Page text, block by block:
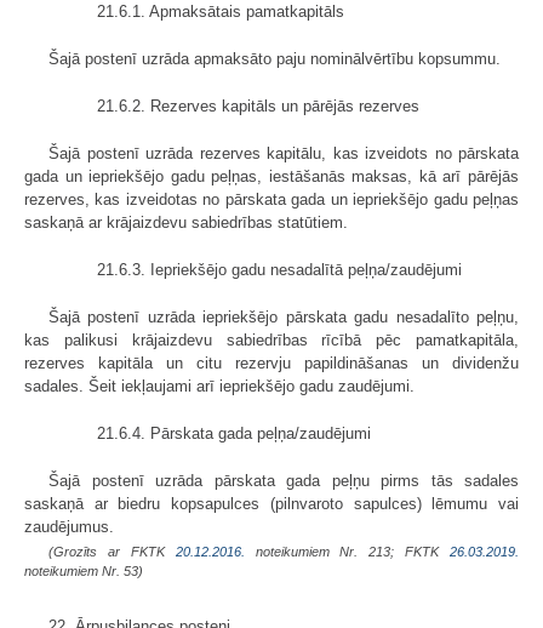
21.6.1. Apmaksātais pamatkapitāls
Šajā postenī uzrāda apmaksāto paju nominālvērtību kopsummu.
21.6.2. Rezerves kapitāls un pārējās rezerves
Šajā postenī uzrāda rezerves kapitālu, kas izveidots no pārskata
gada un iepriekšējo gadu peļņas, iestāšanās maksas, kā arī pārējās
rezerves, kas izveidotas no pārskata gada un iepriekšējo gadu peļņas
saskaņā ar krājaizdevu sabiedrības statūtiem.
21.6.3. Iepriekšējo gadu nesadalītā peļņa/zaudējumi
Šajā postenī uzrāda iepriekšējo pārskata gadu nesadalīto peļņu,
kas palikusi krājaizdevu sabiedrības rīcībā pēc pamatkapitāla,
rezerves kapitāla un citu rezervju papildināšanas un dividenžu
sadales. Šeit iekļaujami arī iepriekšējo gadu zaudējumi.
21.6.4. Pārskata gada peļņa/zaudējumi
Šajā postenī uzrāda pārskata gada peļņu pirms tās sadales
saskaņā ar biedru kopsapulces (pilnvaroto sapulces) lēmumu vai
zaudējumus.
(Grozīts ar FKTK 20.12.2016. noteikumiem Nr. 213; FKTK 26.03.2019.
noteikumiem Nr. 53)